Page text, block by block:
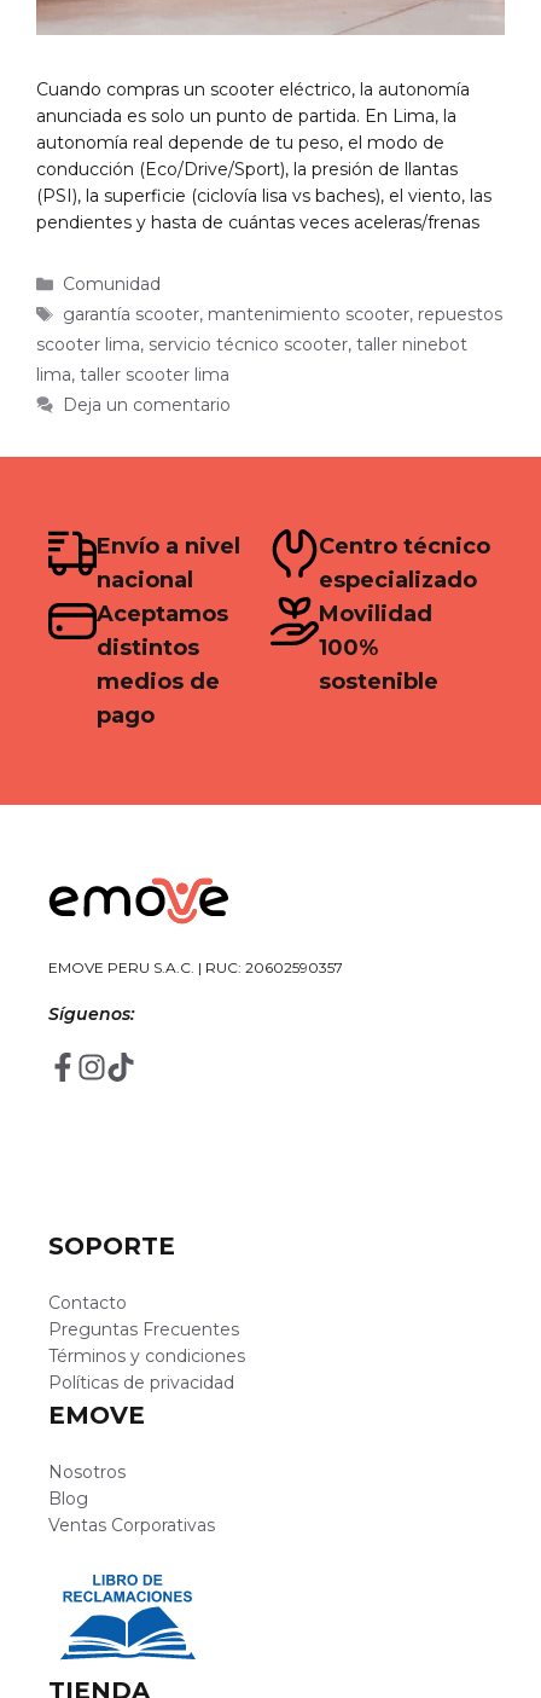
Cuando compras un scooter eléctrico, la autonomía
anunciada es solo un punto de partida. En Lima, la
autonomía real depende de tu peso, el modo de
conducción (Eco/Drive/Sport), la presión de llantas
(PSI), la superficie (ciclovía lisa vs baches), el viento, las
pendientes y hasta de cuántas veces aceleras/frenas
Categorías
Comunidad
Etiquetas
garantía scooter, mantenimiento scooter, repuestos
scooter lima, servicio técnico scooter, taller ninebot
lima, taller scooter lima
Deja un comentario
Envío a nivel
nacional
Centro técnico
especializado
Aceptamos
distintos
medios de
pago
Movilidad
100%
sostenible
EMOVE PERU S.A.C. | RUC: 20602590357
Síguenos:
SOPORTE
Contacto
Preguntas Frecuentes
Términos y condiciones
Políticas de privacidad
EMOVE
Nosotros
Blog
Ventas Corporativas
TIENDA